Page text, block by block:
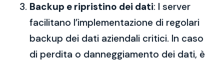
Backup e ripristino dei dati: I server
facilitano l’implementazione di regolari
backup dei dati aziendali critici. In caso
di perdita o danneggiamento dei dati, è